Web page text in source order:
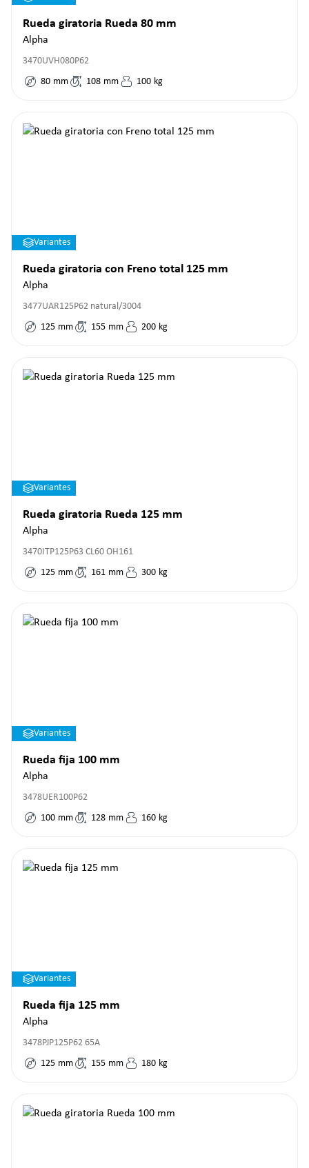
Rueda giratoria Rueda 80 mm
Alpha
3470UVH080P62
80 mm 108 mm 100 kg
Variantes
Rueda giratoria con Freno total 125 mm
Alpha
3477UAR125P62 natural/3004
125 mm 155 mm 200 kg
Variantes
Rueda giratoria Rueda 125 mm
Alpha
3470ITP125P63 CL60 OH161
125 mm 161 mm 300 kg
Variantes
Rueda fija 100 mm
Alpha
3478UER100P62
100 mm 128 mm 160 kg
Variantes
Rueda fija 125 mm
Alpha
3478PJP125P62 65A
125 mm 155 mm 180 kg